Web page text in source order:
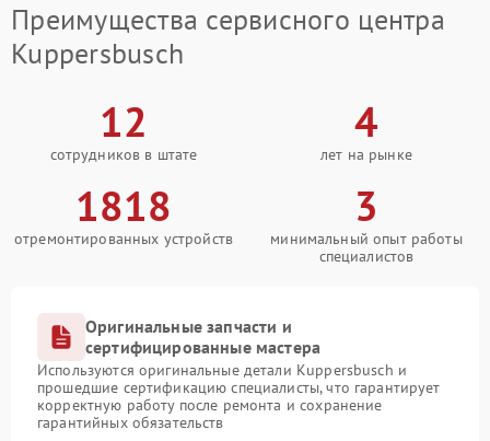
Преимущества сервисного центра
Kuppersbusch
12
сотрудников в штате
4
лет на рынке
1818
отремонтированных устройств
3
минимальный опыт работы
специалистов
Оригинальные запчасти и
сертифицированные мастера
Используются оригинальные детали Kuppersbusch и
прошедшие сертификацию специалисты, что гарантирует
корректную работу после ремонта и сохранение
гарантийных обязательств